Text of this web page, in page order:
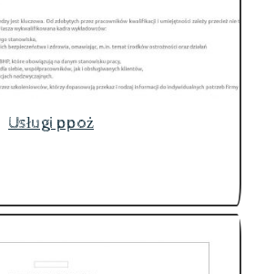
Usługi ppoż